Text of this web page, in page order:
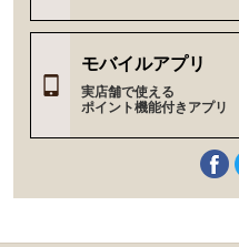
モバイルアプリ
実店舗で使える
ポイント機能付きアプリ